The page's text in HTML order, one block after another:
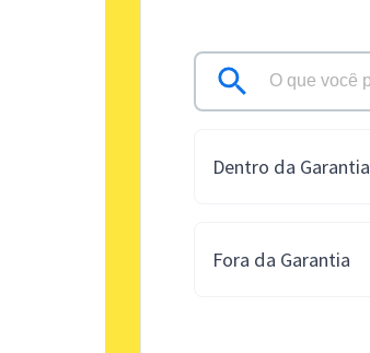
Dentro da Garantia
Fora da Garantia